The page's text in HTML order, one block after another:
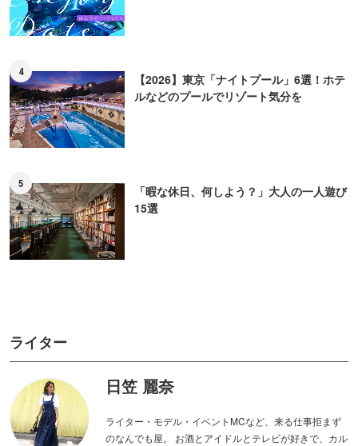
4
【2026】東京「ナイトプール」6選！ホテ
ルなどのプールでリゾート気分を
5
「暇な休日、何しよう？」大人の一人遊び
15選
ライター
日笠 麗奈
ライター・モデル・イベントMCなど、来る仕事拒まず
のなんでも屋。 お酒とアイドルとテレビが好きで、カル